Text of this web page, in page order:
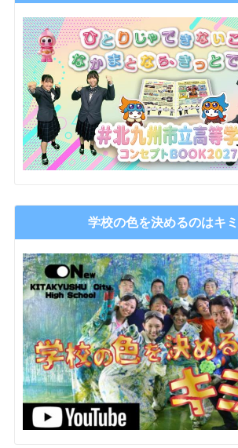
学校の色を決めるのはキミ